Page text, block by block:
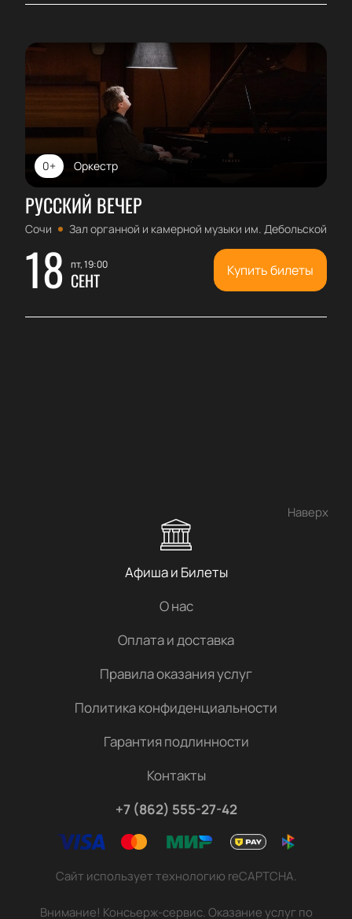
Оркестр
0+
РУССКИЙ ВЕЧЕР
Сочи Зал органной и камерной музыки им. Дебольской
18 пт, 19:00
СЕНТ Купить билеты
Наверх
Афиша и Билеты
О нас
Оплата и доставка
Правила оказания услуг
Политика конфиденциальности
Гарантия подлинности
Контакты
+7 (862) 555-27-42
Сайт использует технологию reCAPTCHA.
Внимание! Консьерж-сервис. Оказание услуг по